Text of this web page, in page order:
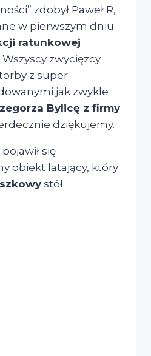
zdobył Paweł R,
w pierwszym dniu
ratunkowej
Wszyscy zwycięzcy
z super
jak zwykle
Bylicę z firmy
dziękujemy.
się
obiekt latający, który
stół.